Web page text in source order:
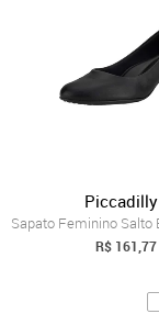
Piccadilly
R$ 161,77